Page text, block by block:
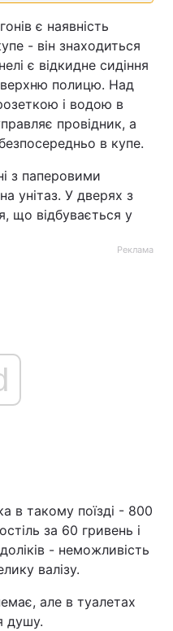
є наявність
- він знаходиться
є відкидне сидіння
полицю. Над
і водою в
провідник, а
в купе.
з паперовими
унітаз. У дверях з
що відбувається у
Реклама
в такому поїзді - 800
за 60 гривень і
- неможливість
валізу.
але в туалетах
душу.